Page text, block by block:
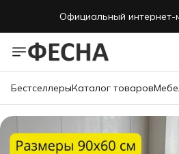
Официальный интернет-
БестселлерыКаталог товаров